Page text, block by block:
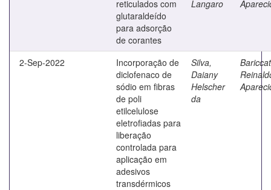
reticulados com
glutaraldeído
para adsorção
de corantes
Langaro
2-Sep-2022
Incorporação de
diclofenaco de
sódio em fibras
de poli
etilcelulose
eletrofiadas para
liberação
controlada para
aplicação em
adesivos
transdérmicos
Silva,
Daiany
Helscher
da